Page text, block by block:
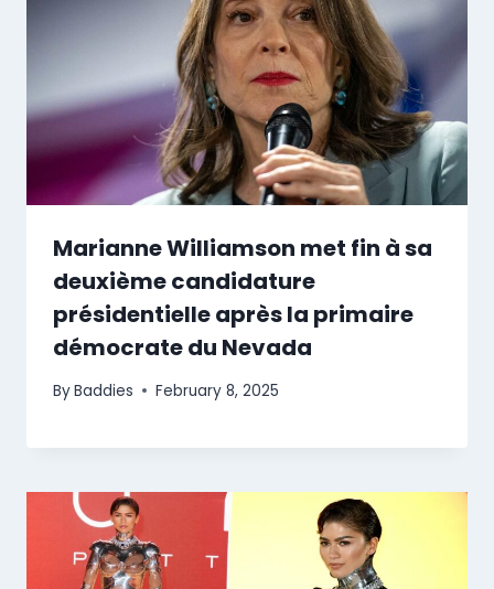
Marianne Williamson met fin à sa
deuxième candidature
présidentielle après la primaire
démocrate du Nevada
ByBaddies February 8, 2025